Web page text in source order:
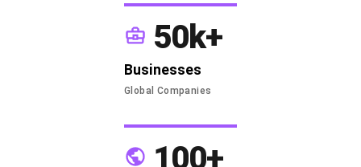
50k+
Businesses
Global Companies
100+